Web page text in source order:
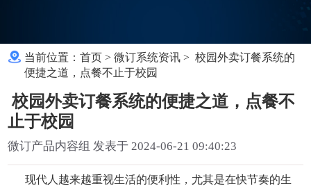
当前位置：首页 >微订系统资讯 > 校园外卖订餐系统的
便捷之道，点餐不止于校园
校园外卖订餐系统的便捷之道，点餐不
止于校园
微订产品内容组 发表于 2024-06-21 09:40:23
现代人越来越重视生活的便利性，尤其是在快节奏的生